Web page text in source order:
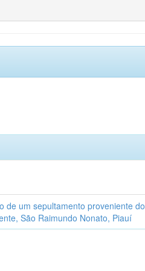
de um sepultamento proveniente do
São Raimundo Nonato, Piauí